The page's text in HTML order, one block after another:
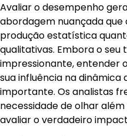
Avaliar o desempenho
abordagem nuançada
produção estatística
qualitativas. Embora o seu
impressionante, entender
sua influência na dinâmica
importante. Os analistas
necessidade de olhar
avaliar o verdadeiro